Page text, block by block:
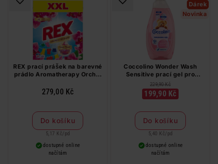
REX prací prášek na barevné
prádlo Aromatherapy Orchid
279,00 Kč
Do košíku
5,17 Kč/ pd
dostupné online
načítám
Dárek
Novinka
Coccolino Wonder Wash
Sensitive prací gel pro
citlivou pokožku 37 PD
229,90 Kč
199,90 Kč
Do košíku
5,40 Kč/ pd
dostupné online
načítám